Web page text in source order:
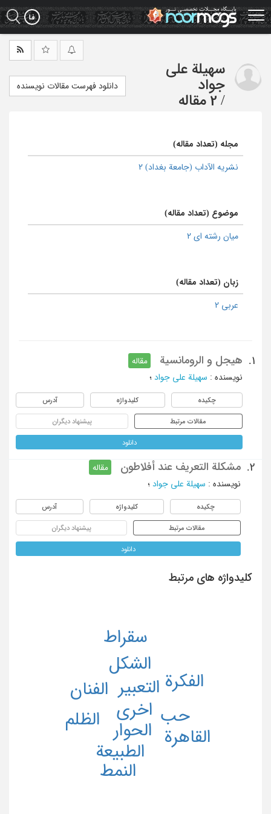
Skip
to
main
سهیلة علی
جواد
/ 2 مقاله
دانلود فهرست مقالات نویسنده
مجله (تعداد مقاله)
نشریه الآداب (جامعة بغداد) 2
موضوع (تعداد مقاله)
میان رشته ای 2
زبان (تعداد مقاله)
عربی 2
1. هیجل و الرومانسیة
مقاله
نویسنده : سهیلة علی جواد ؛
چکیده کلیدواژه آدرس
مقالات مرتبط پیشنهاد دیگران
دانلود
2. مشکلة التعریف عند أفلاطون
مقاله
نویسنده : سهیلة علی جواد ؛
چکیده کلیدواژه آدرس
مقالات مرتبط پیشنهاد دیگران
دانلود
کلیدواژه های مرتبط
اخری
التعبیر
الحوار
الشکل
الطبیعة
الظلم
الفنان الفکرة
القاهرة
النمط
حب
سقراط